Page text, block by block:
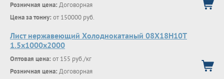
Розничная цена: Договорная
Цена за тонну: от 150000 руб.
Лист нержавеющий Холоднокатаный 08Х18Н10Т
1.5х1000х2000
Оптовая цена: от 155 руб./кг
Розничная цена: Договорная